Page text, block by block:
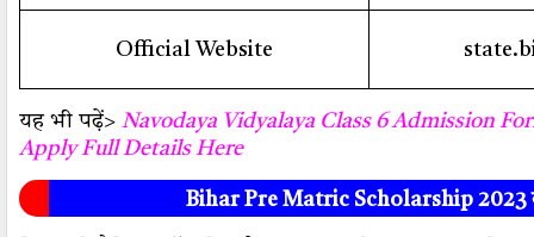
Official Website
यह भी पढ़ें> Navodaya Vidyalaya Class 6 Admission
Apply Full Details Here
Bihar Pre Matric Scholarship 2023